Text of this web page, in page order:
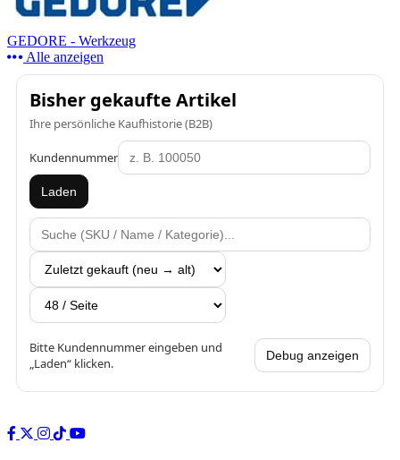
GEDORE - Werkzeug
Alle anzeigen
Bisher gekaufte Artikel
Ihre persönliche Kaufhistorie (B2B)
Kundennummer
Laden
Bitte Kundennummer eingeben und
„Laden“ klicken.
Debug anzeigen